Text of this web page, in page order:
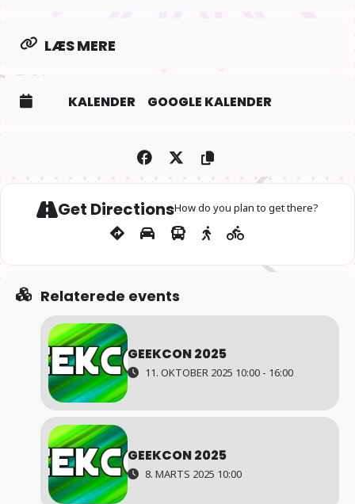
LÆS MERE
KALENDER GOOGLE KALENDER
Get DirectionsHow do you plan to get there?
Relaterede events
GEEKCON 2025
11. OKTOBER 2025 10:00 - 16:00
GEEKCON 2025
8. MARTS 2025 10:00